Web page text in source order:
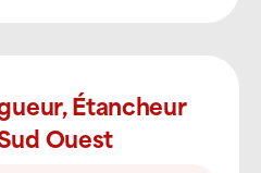
Étancheur
Ouest